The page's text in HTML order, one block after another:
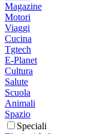
Magazine
Motori
Viaggi
Cucina
Tgtech
E-Planet
Cultura
Salute
Scuola
Animali
Spazio
Speciali